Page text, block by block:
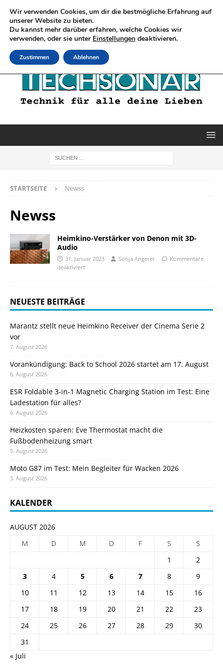
STARTSEITE Newss
Newss
Heimkino-Verstärker von Denon mit 3D-
Audio
31. Januar 2023 Sonja Angerer
Kommentare
deaktiviert
NEUESTE BEITRÄGE
Marantz stellt neue Heimkino Receiver der Cinema Serie 2
vor
7. August 2026
Vorankündigung: Back to School 2026 startet am 17. August
6. August 2026
ESR Foldable 3-in-1 Magnetic Charging Station im Test: Eine
Ladestation für alles?
6. August 2026
Heizkosten sparen: Eve Thermostat macht die
Fußbodenheizung smart
5. August 2026
Moto G87 im Test: Mein Begleiter für Wacken 2026
3. August 2026
KALENDER
AUGUST 2026
M
D M D F S
S
1
2
3
4 5 6 7 8
9
10
11 12 13 14 15
16
17
18 19 20 21 22
23
24
25 26 27 28 29
30
31
« Juli
Wir verwenden Cookies, um dir die bestmögliche Erfahrung auf
unserer Website zu bieten.
Du kannst mehr darüber erfahren, welche Cookies wir
verwenden, oder sie unter Einstellungen deaktivieren.
Zustimmen Ablehnen